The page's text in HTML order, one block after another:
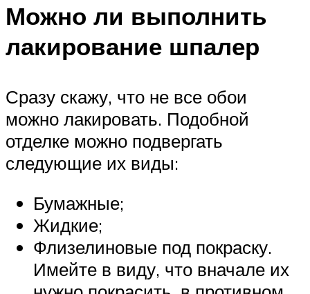
Можно ли выполнить
лакирование шпалер
Сразу скажу, что не все обои
можно лакировать. Подобной
отделке можно подвергать
следующие их виды:
Бумажные;
Жидкие;
Флизелиновые под покраску.
Имейте в виду, что вначале их